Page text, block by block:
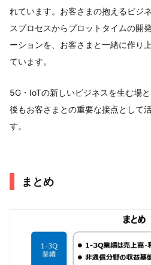
れています。お客さまの抱えるビジ
スプロセスからプロットタイムの開
ーションを、お客さまと一緒に作り
ています。
5G・IoTの新しいビジネスを生む場
後もお客さまとの重要な接点として
す。
まとめ